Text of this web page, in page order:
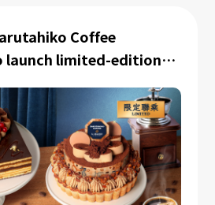
Coffee
launch limited-edition
cake collection! ☕